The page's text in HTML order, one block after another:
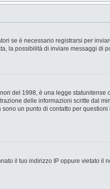
se è necessario registrarsi per
la possibilità di inviare messaggi di
del 1998, è una legge
delle informazioni scritte dal
un punto di contatto per
il tuo indirizzo IP oppure vietato